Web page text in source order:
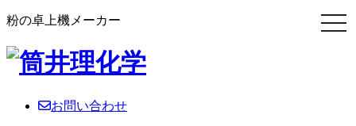
粉の卓上機メーカー
お問い合わせ